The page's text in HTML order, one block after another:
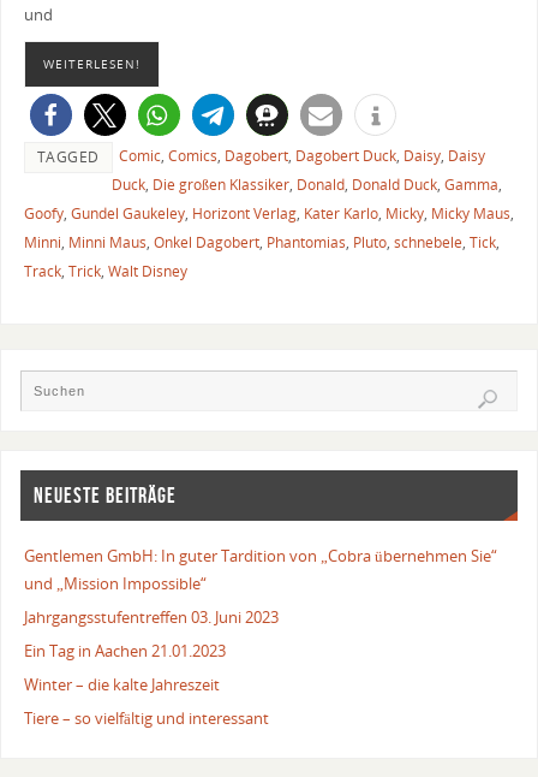
und
WEITERLESEN!
TAGGED Comic, Comics, Dagobert, Dagobert Duck, Daisy, Daisy
Duck, Die großen Klassiker, Donald, Donald Duck, Gamma,
Goofy, Gundel Gaukeley, Horizont Verlag, Kater Karlo, Micky, Micky Maus,
Minni, Minni Maus, Onkel Dagobert, Phantomias, Pluto, schnebele, Tick,
Track, Trick, Walt Disney
NEUESTE BEITRÄGE
Gentlemen GmbH: In guter Tardition von „Cobra übernehmen Sie“
und „Mission Impossible“
Jahrgangsstufentreffen 03. Juni 2023
Ein Tag in Aachen 21.01.2023
Winter – die kalte Jahreszeit
Tiere – so vielfältig und interessant